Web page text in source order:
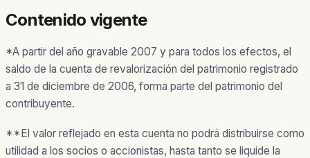
Contenido vigente
*A partir del año gravable 2007 y para todos los efectos, el
saldo de la cuenta de revalorización del patrimonio registrado
a 31 de diciembre de 2006, forma parte del patrimonio del
contribuyente.
**El valor reflejado en esta cuenta no podrá distribuirse como
utilidad a los socios o accionistas, hasta tanto se liquide la